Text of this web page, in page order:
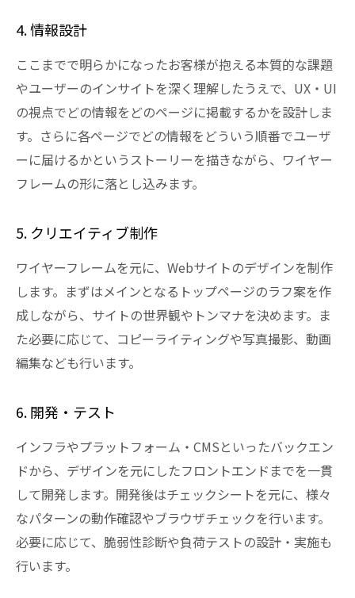
4. 情報設計
ここまでで明らかになったお客様が抱える本質的な課題
やユーザーのインサイトを深く理解したうえで、UX・UI
の視点でどの情報をどのページに掲載するかを設計しま
す。さらに各ページでどの情報をどういう順番でユーザ
ーに届けるかというストーリーを描きながら、ワイヤー
フレームの形に落とし込みます。
5. クリエイティブ制作
ワイヤーフレームを元に、Webサイトのデザインを制作
します。まずはメインとなるトップページのラフ案を作
成しながら、サイトの世界観やトンマナを決めます。ま
た必要に応じて、コピーライティングや写真撮影、動画
編集なども行います。
6. 開発・テスト
インフラやプラットフォーム・CMSといったバックエン
ドから、デザインを元にしたフロントエンドまでを一貫
して開発します。開発後はチェックシートを元に、様々
なパターンの動作確認やブラウザチェックを行います。
必要に応じて、脆弱性診断や負荷テストの設計・実施も
行います。